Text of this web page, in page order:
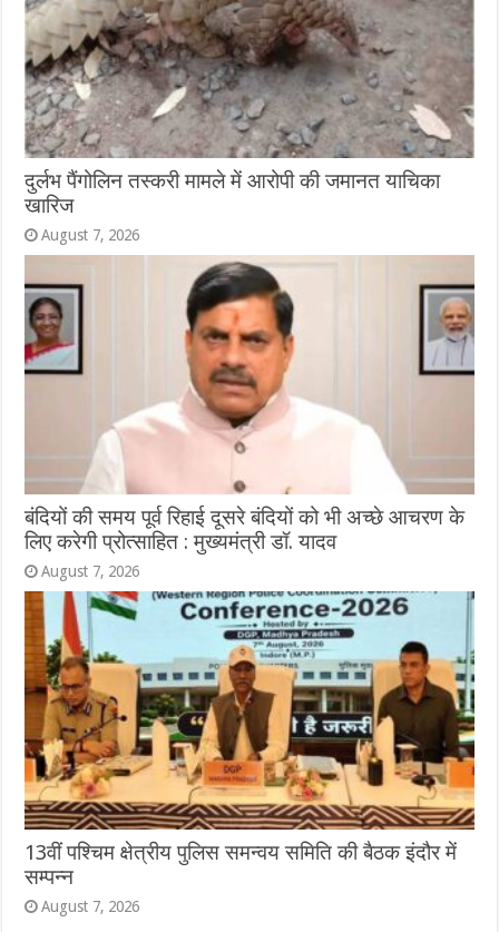
दुर्लभ पैंगोलिन तस्करी मामले में आरोपी की जमानत याचिका
खारिज
August 7, 2026
बंदियों की समय पूर्व रिहाई दूसरे बंदियों को भी अच्छे आचरण के
लिए करेगी प्रोत्साहित : मुख्यमंत्री डॉ. यादव
August 7, 2026
13वीं पश्चिम क्षेत्रीय पुलिस समन्वय समिति की बैठक इंदौर में
सम्पन्न
August 7, 2026